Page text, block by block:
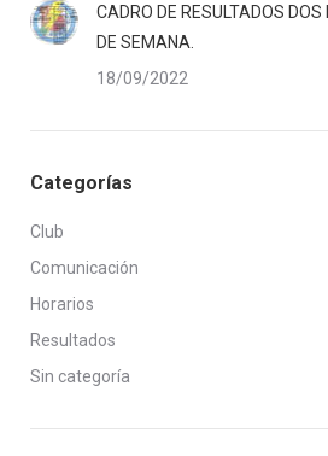
CADRO DE RESULTADOS DOS
DE SEMANA.
18/09/2022
Categorías
Club
Comunicación
Horarios
Resultados
Sin categoría